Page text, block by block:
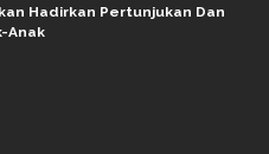
Hadirkan Pertunjukan Dan
Anak